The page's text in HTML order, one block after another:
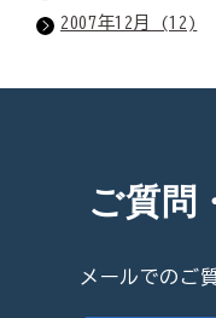
2007年12月 (12)
ご質問
メールでのご